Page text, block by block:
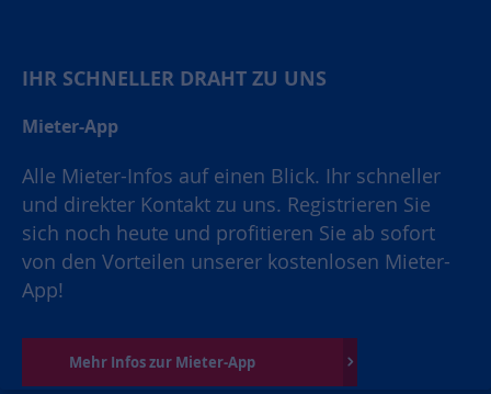
IHR SCHNELLER DRAHT ZU UNS
Mieter-App
Alle Mieter-Infos auf einen Blick. Ihr schneller
und direkter Kontakt zu uns. Registrieren Sie
sich noch heute und profitieren Sie ab sofort
von den Vorteilen unserer kostenlosen Mieter-
App!
Mehr Infos zur Mieter-App